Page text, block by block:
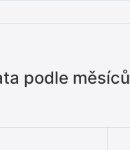
podle měsíců